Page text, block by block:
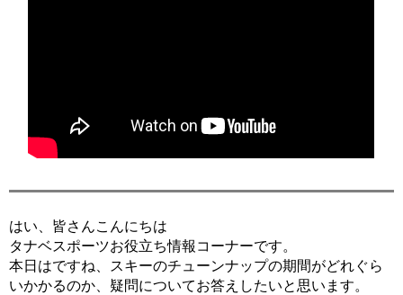
はい、皆さんこんにちは
タナベスポーツお役立ち情報コーナーです。
本日はですね、スキーのチューンナップの期間がどれぐら
いかかるのか、疑問についてお答えしたいと思います。